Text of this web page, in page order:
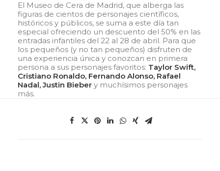
El Museo de Cera de Madrid, que alberga las
figuras de cientos de personajes científicos,
históricos y públicos, se suma a este día tan
especial ofreciendo un descuento del 50% en las
entradas infantiles del 22 al 28 de abril. Para que
los pequeños (y no tan pequeños) disfruten de
una experiencia única y conozcan en primera
persona a sus personajes favoritos: Taylor Swift,
Cristiano Ronaldo, Fernando Alonso, Rafael
Nadal, Justin Bieber y muchísimos personajes
más.